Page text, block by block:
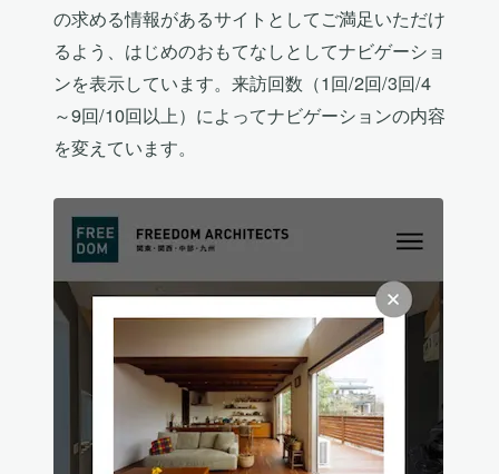
の求める情報があるサイトとしてご満足いただけ
るよう、はじめのおもてなしとしてナビゲーショ
ンを表示しています。来訪回数（1回/2回/3回/4
～9回/10回以上）によってナビゲーションの内容
を変えています。